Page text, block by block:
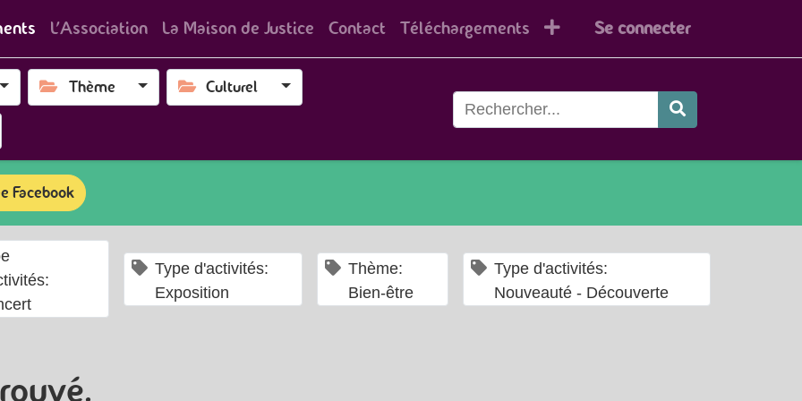
L'Association La Maison de Justice Contact Téléchargements Se connecter
Thème Culturel
Facebook
Type d'activités:
Exposition
Thème:
Bien-être
Type d'activités:
Nouveauté - Découverte